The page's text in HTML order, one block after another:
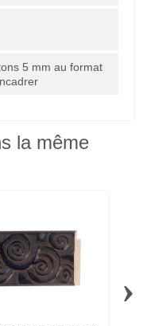
5 mm au format
la même
›